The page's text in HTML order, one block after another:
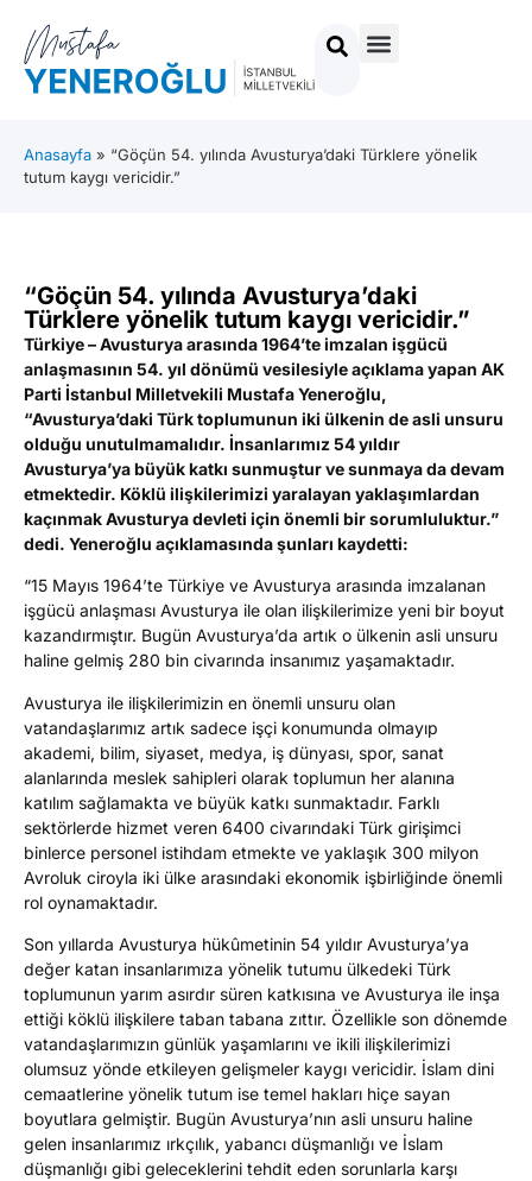
Anasayfa » “Göçün 54. yılında Avusturya’daki Türklere yönelik
tutum kaygı vericidir.”
“Göçün 54. yılında Avusturya’daki
Türklere yönelik tutum kaygı vericidir.”
Türkiye – Avusturya arasında 1964’te imzalan işgücü
anlaşmasının 54. yıl dönümü vesilesiyle açıklama yapan AK
Parti İstanbul Milletvekili Mustafa Yeneroğlu,
“Avusturya’daki Türk toplumunun iki ülkenin de asli unsuru
olduğu unutulmamalıdır. İnsanlarımız 54 yıldır
Avusturya’ya büyük katkı sunmuştur ve sunmaya da devam
etmektedir. Köklü ilişkilerimizi yaralayan yaklaşımlardan
kaçınmak Avusturya devleti için önemli bir sorumluluktur.”
dedi. Yeneroğlu açıklamasında şunları kaydetti:
“15 Mayıs 1964’te Türkiye ve Avusturya arasında imzalanan
işgücü anlaşması Avusturya ile olan ilişkilerimize yeni bir boyut
kazandırmıştır. Bugün Avusturya’da artık o ülkenin asli unsuru
haline gelmiş 280 bin civarında insanımız yaşamaktadır.
Avusturya ile ilişkilerimizin en önemli unsuru olan
vatandaşlarımız artık sadece işçi konumunda olmayıp
akademi, bilim, siyaset, medya, iş dünyası, spor, sanat
alanlarında meslek sahipleri olarak toplumun her alanına
katılım sağlamakta ve büyük katkı sunmaktadır. Farklı
sektörlerde hizmet veren 6400 civarındaki Türk girişimci
binlerce personel istihdam etmekte ve yaklaşık 300 milyon
Avroluk ciroyla iki ülke arasındaki ekonomik işbirliğinde önemli
rol oynamaktadır.
Son yıllarda Avusturya hükûmetinin 54 yıldır Avusturya’ya
değer katan insanlarımıza yönelik tutumu ülkedeki Türk
toplumunun yarım asırdır süren katkısına ve Avusturya ile inşa
ettiği köklü ilişkilere taban tabana zıttır. Özellikle son dönemde
vatandaşlarımızın günlük yaşamlarını ve ikili ilişkilerimizi
olumsuz yönde etkileyen gelişmeler kaygı vericidir. İslam dini
cemaatlerine yönelik tutum ise temel hakları hiçe sayan
boyutlara gelmiştir. Bugün Avusturya’nın asli unsuru haline
gelen insanlarımız ırkçılık, yabancı düşmanlığı ve İslam
düşmanlığı gibi geleceklerini tehdit eden sorunlarla karşı